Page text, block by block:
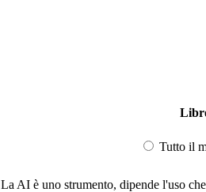
Tutto il
La AI è uno strumento, dipende l'uso